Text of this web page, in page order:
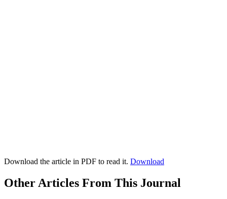
Download the article in PDF to read it. Download
Other Articles From This Journal